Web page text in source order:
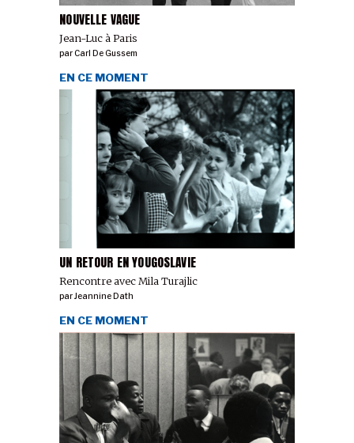
NOUVELLE VAGUE
Jean-Luc à Paris
parCarl De Gussem
UN RETOUR EN YOUGOSLAVIE
Rencontre avec Mila Turajlic
EN CE MOMENT
parJeannine Dath
EN CE MOMENT